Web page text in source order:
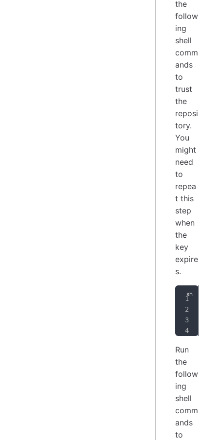
the
follow
ing
shell
comm
ands
to
trust
the
reposi
tory.
You
might
need
to
repea
t this
step
when
the
key
expire
s.
Run
the
follow
ing
shell
comm
ands
to